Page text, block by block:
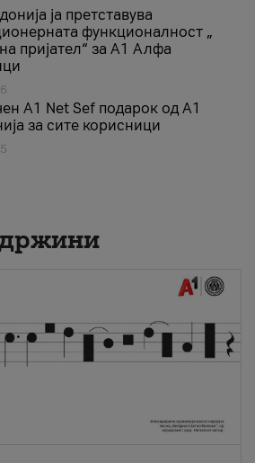
ја претставува
функционалност „
пријател“ за А1 Алфа
A1 Net Sеf подарок од А1
за сите корисници